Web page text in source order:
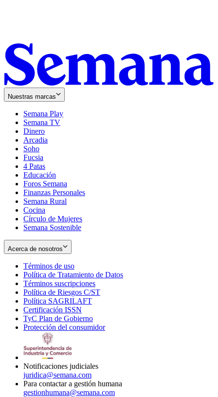
Nuestras marcas
Semana Play
Semana TV
Dinero
Arcadia
Soho
in
new
window
Fucsia
in
new
window
4 Patas
Educación
Foros Semana
Finanzas Personales
Semana Rural
Cocina
Círculo de Mujeres
Semana Sostenible
Acerca de nosotros
Términos de uso
in
new
window
Política de Tratamiento de Datos
Términos suscripciones
in
Política de Riesgos C/ST
Política SAGRILAFT
new
window
Certificación ISSN
in
new
TyC Plan de Gobierno
in
Protección del consumidorOpens
Notificaciones judiciales
juridica@semana.com
Para contactar a gestión humana
gestionhumana@semana.com